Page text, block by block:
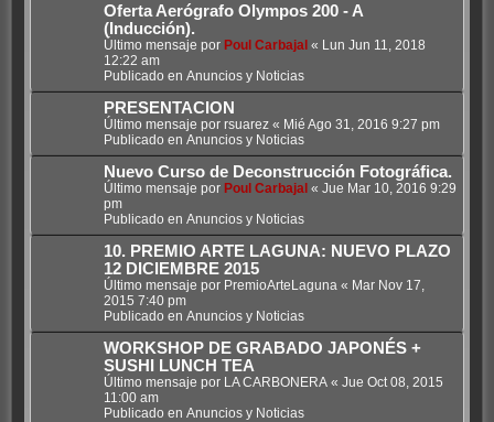
Oferta Aerógrafo Olympos 200 - A
(Inducción).
Último mensaje por Poul Carbajal« Lun Jun 11, 2018
12:22 am
Publicado en Anuncios y Noticias
PRESENTACION
Último mensaje por rsuarez« Mié Ago 31, 2016 9:27 pm
Publicado en Anuncios y Noticias
Nuevo Curso de Deconstrucción Fotográfica.
Último mensaje por Poul Carbajal« Jue Mar 10, 2016 9:29
pm
Publicado en Anuncios y Noticias
10. PREMIO ARTE LAGUNA: NUEVO PLAZO
12 DICIEMBRE 2015
Último mensaje por PremioArteLaguna « Mar Nov 17,
2015 7:40 pm
Publicado en Anuncios y Noticias
WORKSHOP DE GRABADO JAPONÉS +
SUSHI LUNCH TEA
Último mensaje por LA CARBONERA« Jue Oct 08, 2015
11:00 am
Publicado en Anuncios y Noticias